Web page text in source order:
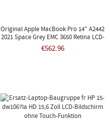
Original Apple MacBook Pro 14" A2442
2021 Space Grey EMC 3650 Retina LCD-
Bildschirm
€562.96